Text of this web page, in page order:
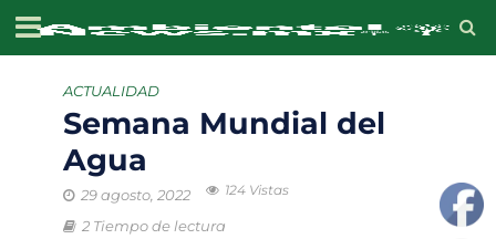
ACTUALIDAD
Semana Mundial del
Agua
29 agosto, 2022 124 Vistas
2 Tiempo de lectura